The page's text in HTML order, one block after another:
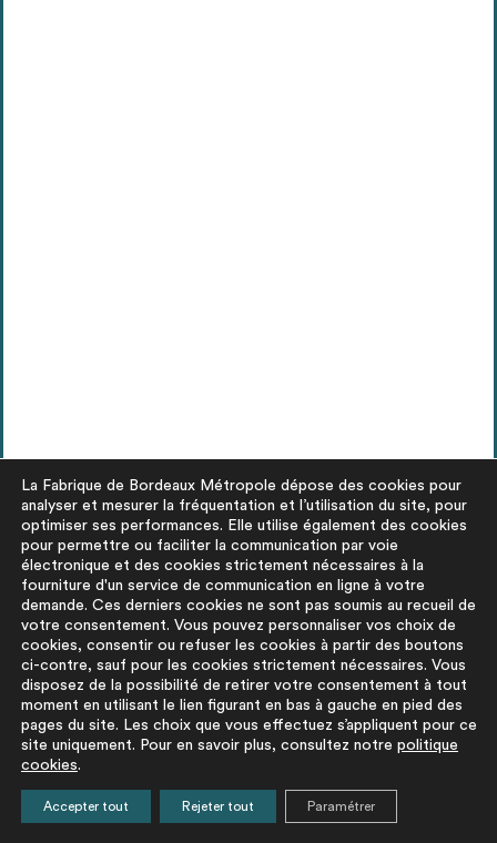
actualités
Bungalow cherche preneur !
Unbungalow de chantier blanc de type « Algeco »
d’état moyen a été recensé à Bègles. D’une surface de
La Fabrique de Bordeaux Métropole dépose des cookies pour
analyser et mesurer la fréquentation et l’utilisation du site, pour
optimiser ses performances. Elle utilise également des cookies
pour permettre ou faciliter la communication par voie
électronique et des cookies strictement nécessaires à la
fourniture d'un service de communication en ligne à votre
demande. Ces derniers cookies ne sont pas soumis au recueil de
votre consentement. Vous pouvez personnaliser vos choix de
cookies, consentir ou refuser les cookies à partir des boutons
ci-contre, sauf pour les cookies strictement nécessaires. Vous
disposez de la possibilité de retirer votre consentement à tout
moment en utilisant le lien figurant en bas à gauche en pied des
pages du site. Les choix que vous effectuez s’appliquent pour ce
site uniquement. Pour en savoir plus, consultez notre politique
cookies.
Accepter tout Rejeter tout Paramétrer